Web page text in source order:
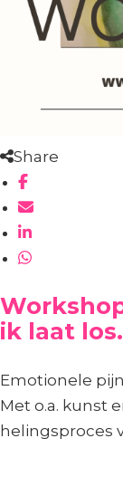
Share
ik laat
Emotionele
Met o.a. kunst
helingsproces